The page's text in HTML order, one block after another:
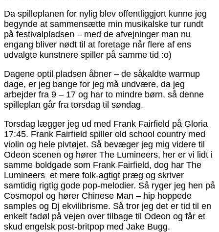
Da spilleplanen for nylig blev offentliggjort kunne jeg
begynde at sammensætte min musikalske tur rundt
på festivalpladsen – med de afvejninger man nu
engang bliver nødt til at foretage når flere af ens
udvalgte kunstnere spiller på samme tid :o)
Dagene optil pladsen åbner – de såkaldte warmup
dage, er jeg bange for jeg må undvære, da jeg
arbejder fra 9 – 17 og har to mindre børn, så denne
spilleplan går fra torsdag til søndag.
Torsdag lægger jeg ud med Frank Fairfield på Gloria
17:45. Frank Fairfield spiller old school country med
violin og hele pivtøjet. Så bevæger jeg mig videre til
Odeon scenen og hører The Lumineers, her er vi lidt i
samme boldgade som Frank Fairfield, dog har The
Lumineers et mere folk-agtigt præg og skriver
samtidig rigtig gode pop-melodier. Så ryger jeg hen på
Cosmopol og hører Chinese Man – hip hoppede
samples og Dj ekvilibrisme. Så tror jeg det er tid til en
enkelt fadøl på vejen over tilbage til Odeon og får et
skud engelsk post-britpop med Jake Bugg.